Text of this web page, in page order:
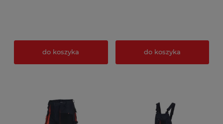
do koszyka do koszyka